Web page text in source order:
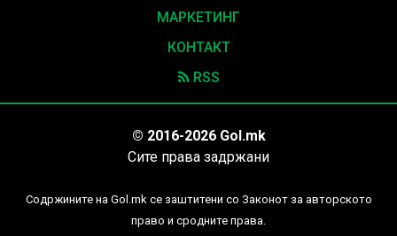
МАРКЕТИНГ
КОНТАКТ
RSS
© 2016-2026 Gol.mk
Сите права задржани
Содржините на Gol.mk се заштитени со Законот за авторското
право и сродните права.